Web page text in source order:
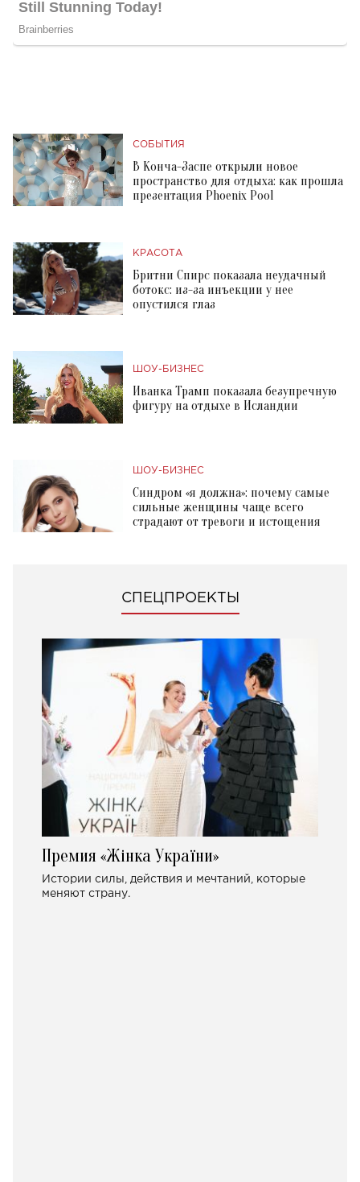
СОБЫТИЯ
В Конча-Заспе открыли новое
пространство для отдыха: как прошла
презентация Phoenix Pool
КРАСОТА
Бритни Спирс показала неудачный
ботокс: из-за инъекции у нее
опустился глаз
ШОУ-БИЗНЕС
Иванка Трамп показала безупречную
фигуру на отдыхе в Исландии
ШОУ-БИЗНЕС
Синдром «я должна»: почему самые
сильные женщины чаще всего
страдают от тревоги и истощения
СПЕЦПРОЕКТЫ
Премия «Жінка України»
Истории силы, действия и мечтаний, которые
меняют страну.